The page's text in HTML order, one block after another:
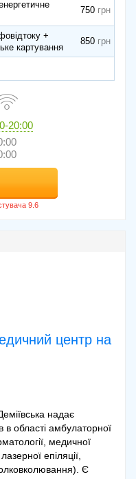
750
+
картування
850
20:00
центр на
надає
в області амбулаторної
медичної
епіляції,
Є